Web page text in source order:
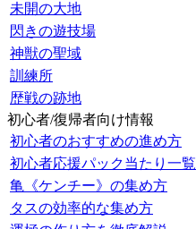
未開の大地
閃きの遊技場
神獣の聖域
訓練所
歴戦の跡地
初心者/復帰者向け情報
初心者のおすすめの進め方
初心者応援パック当たり一覧
亀《ケンチー》の集め方
タスの効率的な集め方